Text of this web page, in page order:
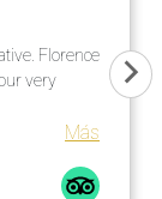
Florence
very
Más